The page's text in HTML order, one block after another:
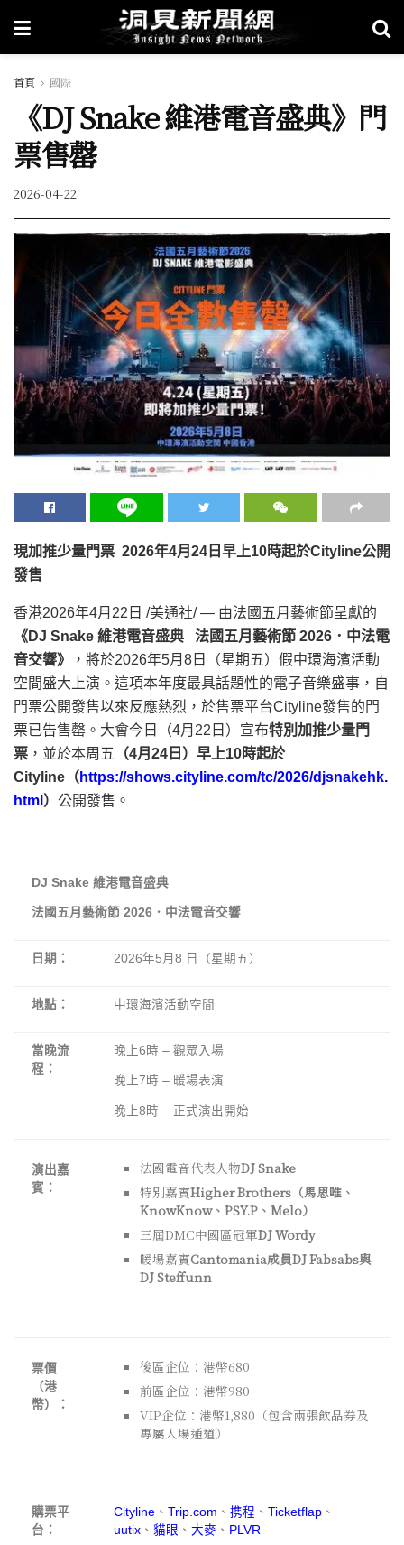
首頁 國際
《DJ Snake 維港電音盛典》門
票售罄
2026-04-22
現加推少量門票 2026年4月 24 日 早上10時起於Cityline公開
發售
香港2026年4月22日 /美通社/ — 由法國五月藝術節呈獻的
《DJ Snake 維港電音盛典 法國五月藝術節 2026 ．中法電
音交響》
，將於2026年5月8日（星期五）假中環海濱活動
空間盛大上演。這項本年度最具話題性的電子音樂盛事，自
門票公開發售以來反應熱烈，於售票平台Cityline發售的門
票已告售罄。大會今日（4月22日）宣布特別加推少量門
票 ，並於本周五 （4月 24 日）早上10時起於
Cityline （ https://shows.cityline.com/tc/2026/djsnakehk.
html ） 公開發售。
DJ Snake 維港電音盛典
法國五月藝術節 2026 ．中法電音交響
日期： 2026年5月8 日（星期五）
地點： 中環海濱活動空間
當晚流
程：
晚上6時 – 觀眾入場
晚上7時 – 暖場表演
晚上8時 – 正式演出開始
演出嘉
賓：
法國電音代表人物DJ Snake
特別嘉賓Higher Brothers （馬思唯、
KnowKnow、PSY.P 、Melo）
三屆DMC中國區冠軍DJ Wordy
暖場嘉賓Cantomania成員DJFabsabs與
DJSteffunn
票價
（港
幣）：
後區企位：港幣680
前區企位：港幣980
VIP企位：港幣1,880 （包含兩張飲品券及
專屬入場通道）
購票平
台：
Cityline 、 Trip.com 、 携程 、 Ticketflap 、
uutix 、 貓眼 、 大麥 、 PLVR